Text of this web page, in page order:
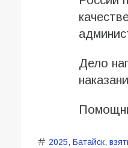
Дело
2025, Батайск,